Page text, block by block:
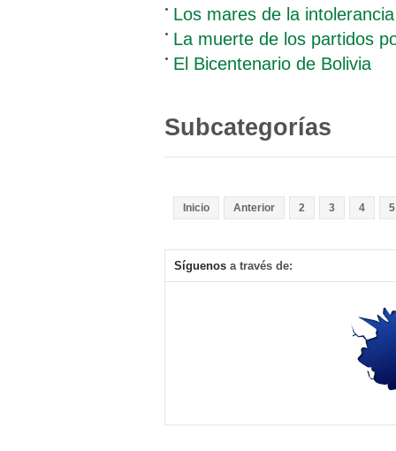
Los mares de la intolerancia
La muerte de los partidos
El Bicentenario de Bolivia
Subcategorías
Inicio Anterior 2 3 4 5
Síguenos a través de: